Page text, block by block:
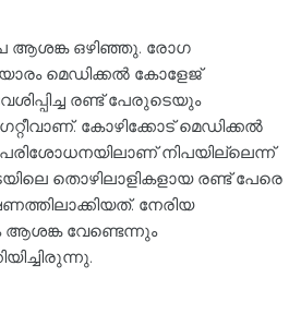
ആശങ്ക ഒഴിഞ്ഞു. രോഗ
മെഡിക്കൽ കോളേജ്
രണ്ട് പേരുടെയും
കോഴിക്കോട് മെഡിക്കൽ
നിപയില്ലെന്ന്
തൊഴിലാളികളായ രണ്ട് പേരെ
നേരിയ
വേണ്ടെന്നും